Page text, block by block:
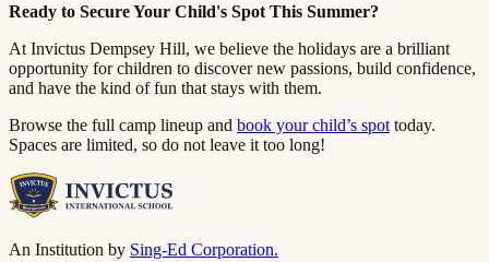
Ready to Secure Your Child's Spot This Summer?​​​​‌ ‍ ​‍​‍‌‍ ‌ ​‍‌‍‍‌‌‍‌ ‌‍‍‌‌‍ ‍​‍​‍​ ‍‍​‍​‍‌ ​ ‌‍​‌‌‍ ‍‌‍‍‌‌ ‌​‌ ‍‌​‍ ‍‌‍‍‌‌‍ ​‍​‍​‍ ​​‍​‍‌‍‍​‌ ​‍‌‍‌‌‌‍‌‍​‍​‍​ ‍‍​‍​‍​‍ ‌ ​ ‌ ‌​‌ ‌‌‌‍‌​‌‍‍‌‌‍ ​‍ ‌‍‍‌‌‍ ‍‌ ‌​‌‍‌‌‌‍ ‍‌ ‌​​‍ ‌‍‌‌‌‍‌​‌‍‍‌‌ ‌​​‍ ‌‍ ‌‌‍ ‌‍‌​‌‍‌‌​ ‌‌ ​​‌ ​‍‌‍‌‌‌ ​ ‌‍‌‌‌‍ ‍‌ ‌​‌‍​‌‌ ‌​‌‍‍‌‌‍ ‌‍ ‍​ ‍ ‌‍‍‌‌‍‌​​ ‌​ ‌‌‌‍‌‌​ ​ ​ ​‍​ ‌ ​ ​​​ ‍​‌‍‌‌​‍ ‌​ ‍‌‌‍​‌​ ‌ ​ ​​​‍ ‌​ ‌​‌‍‌‍‌‍‌​​ ‍‌​‍ ‌‌‍​‍‌‍​‍​ ‍​​ ​‌​‍ ‌​ ​​​ ‌​​ ‍‌​ ‌​​ ‌ ​ ​‌‌‍​ ​ ​​​ ‌​​ ‍​‌‍​ ​ ‌‌​ ‍ ‌ ‌​‌ ‍‌‌ ​​‌‍‌‌​ ‌‌‍ ‍‌‍‌‌‌ ‌ ‌ ​ ​ ‍ ‌ ​​‌‍​‌‌ ‌​‌‍‍​​ ‌‌‍​ ‌‍ ‌‍ ‍‌ ‌​‌‍‌‌‌‍ ‍‌ ‌​​‍‌‌​ ‌‌‌​​‍‌‌ ‌‍‍ ‌‍‌‌‌ ‍‌​‍‌‌​ ​ ‌​‌​​‍‌‌​ ​ ‌​‌​​‍‌‌​ ​‍​ ​‍​ ‍‌​ ‍‌​ ‍‌​ ​​‌‍​‍‌‍​‍‌‍​‌​ ‌‍‌‍‌‍​ ‌​​ ​‍‌‍‌‌​‍‌‌​ ​‍​ ​‍​‍‌‌​ ‌‌‌​‌​​‍ ‍‌‍​ ‌‍‍​‌‍‍‌‌‍ ​‌‍‌​‌ ​‍‌‍‌‌‌‍ ‍​‍‌‌​ ‌‌‌​​‍‌‌ ‌‍‍ ‌‍‌‌‌ ‍‌​‍‌‌​ ​ ‌​‌​​‍‌‌​ ​ ‌​‌​​‍‌‌​ ​‍​ ​‍​ ​ ​ ‌‍‌‍‌‍​ ‍​​ ​‌​ ‌‍​ ​​​ ‍‌​ ‍‌​ ​‌​ ‌‍​ ​‌​‍‌‌​ ​‍​ ​‍​‍‌‌​ ‌‌‌​‌​​‍ ‍‌ ‌​‌‍‌‌‌ ‍​‌ ‌​​ ‌‍​‍‌‍​‌‌ ​ ‌‍‌‌‌‌‌‌‌ ​‍‌‍ ​​ ‌​‍‌‌​ ​‍‌​‌‍‌ ​ ‌ ‌​‌ ‌‌‌‍‌​‌‍‍‌‌‍ ​‍‌‍‌‍‍‌‌‍‌​​ ‌​ ‌‌‌‍‌‌​ ​ ​ ​‍​ ‌ ​ ​​​ ‍​‌‍‌‌​‍ ‌​ ‍‌‌‍​‌​ ‌ ​ ​​​‍ ‌​ ‌​‌‍‌‍‌‍‌​​ ‍‌​‍ ‌‌‍​‍‌‍​‍​ ‍​​ ​‌​‍ ‌​ ​​​ ‌​​ ‍‌​ ‌​​ ‌ ​ ​‌‌‍​ ​ ​​​ ‌​​ ‍​‌‍​ ​ ‌‌​‍‌‍‌ ‌​‌ ‍‌‌ ​​‌‍‌‌​ ‌‌‍ ‍‌‍‌‌‌ ‌ ‌ ​ ​‍‌‍‌ ​​‌‍​‌‌ ‌​‌‍‍​​ ‌‌‍​ ‌‍ ‌‍ ‍‌ ‌​‌‍‌‌‌‍ ‍‌ ‌​​‍‌‌​ ‌‌‌​​‍‌‌ ‌‍‍ ‌‍‌‌‌ ‍‌​‍‌‌​ ​ ‌​‌​​‍‌‌​ ​ ‌​‌​​‍‌‌​ ​‍​ ​‍​ ‍‌​ ‍‌​ ‍‌​ ​​‌‍​‍‌‍​‍‌‍​‌​ ‌‍‌‍‌‍​ ‌​​ ​‍‌‍‌‌​‍‌‌​ ​‍​ ​‍​‍‌‌​ ‌‌‌​‌​​‍ ‍‌‍​ ‌‍‍​‌‍‍‌‌‍ ​‌‍‌​‌ ​‍‌‍‌‌‌‍ ‍​‍‌‌​ ‌‌‌​​‍‌‌ ‌‍‍ ‌‍‌‌‌ ‍‌​‍‌‌​ ​ ‌​‌​​‍‌‌​ ​ ‌​‌​​‍‌‌​ ​‍​ ​‍​ ​ ​ ‌‍‌‍‌‍​ ‍​​ ​‌​ ‌‍​ ​​​ ‍‌​ ‍‌​ ​‌​ ‌‍​ ​‌​‍‌‌​ ​‍​ ​‍​‍‌‌​ ‌‌‌​‌​​‍ ‍‌ ‌​‌‍‌‌‌ ‍​‌ ‌​​‍‌‍‌ ​​‌‍‌‌‌ ​‍‌ ​ ‌ ​​‌‍‌‌‌‍​ ‌ ‌​‌‍‍‌‌ ‌‍‌‍‌‌​ ‌‌ ​​‌ ‌‌‌‍​‍‌‍ ​‌‍‍‌‌ ​ ‌‍‍​‌‍‌‌‌‍‌​​‍​‍‌ ‌
At Invictus Dempsey Hill, we believe the holidays are a brilliant
opportunity for children to discover new passions, build confidence,
and have the kind of fun that stays with them.​​​​‌ ‍ ​‍​‍‌‍ ‌ ​‍‌‍‍‌‌‍‌ ‌‍‍‌‌‍ ‍​‍​‍​ ‍‍​‍​‍‌ ​ ‌‍​‌‌‍ ‍‌‍‍‌‌ ‌​‌ ‍‌​‍ ‍‌‍‍‌‌‍ ​‍​‍​‍ ​​‍​‍‌‍‍​‌ ​‍‌‍‌‌‌‍‌‍​‍​‍​ ‍‍​‍​‍​‍ ‌ ​ ‌ ‌​‌ ‌‌‌‍‌​‌‍‍‌‌‍ ​‍ ‌‍‍‌‌‍ ‍‌ ‌​‌‍‌‌‌‍ ‍‌ ‌​​‍ ‌‍‌‌‌‍‌​‌‍‍‌‌ ‌​​‍ ‌‍ ‌‌‍ ‌‍‌​‌‍‌‌​ ‌‌ ​​‌ ​‍‌‍‌‌‌ ​ ‌‍‌‌‌‍ ‍‌ ‌​‌‍​‌‌ ‌​‌‍‍‌‌‍ ‌‍ ‍​ ‍ ‌‍‍‌‌‍‌​​ ‌​ ‌‌‌‍‌‌​ ​ ​ ​‍​ ‌ ​ ​​​ ‍​‌‍‌‌​‍ ‌​ ‍‌‌‍​‌​ ‌ ​ ​​​‍ ‌​ ‌​‌‍‌‍‌‍‌​​ ‍‌​‍ ‌‌‍​‍‌‍​‍​ ‍​​ ​‌​‍ ‌​ ​​​ ‌​​ ‍‌​ ‌​​ ‌ ​ ​‌‌‍​ ​ ​​​ ‌​​ ‍​‌‍​ ​ ‌‌​ ‍ ‌ ‌​‌ ‍‌‌ ​​‌‍‌‌​ ‌‌‍ ‍‌‍‌‌‌ ‌ ‌ ​ ​ ‍ ‌ ​​‌‍​‌‌ ‌​‌‍‍​​ ‌‌‍​ ‌‍ ‌‍ ‍‌ ‌​‌‍‌‌‌‍ ‍‌ ‌​​‍‌‌​ ‌‌‌​​‍‌‌ ‌‍‍ ‌‍‌‌‌ ‍‌​‍‌‌​ ​ ‌​‌​​‍‌‌​ ​ ‌​‌​​‍‌‌​ ​‍​ ​‍​ ‍‌​ ​‌‌‍​‍‌‍​‍‌‍‌​‌‍​‌​ ‌ ​ ‌‍​ ​‌‌‍‌​​ ‌‍‌‍‌‍​‍‌‌​ ​‍​ ​‍​‍‌‌​ ‌‌‌​‌​​‍ ‍‌‍​ ‌‍‍​‌‍‍‌‌‍ ​‌‍‌​‌ ​‍‌‍‌‌‌‍ ‍​‍‌‌​ ‌‌‌​​‍‌‌ ‌‍‍ ‌‍‌‌‌ ‍‌​‍‌‌​ ​ ‌​‌​​‍‌‌​ ​ ‌​‌​​‍‌‌​ ​‍​ ​‍‌‍‌‌​ ‌​‌‍‌‍​ ‌‍​ ​‍​ ​‍‌‍​ ​ ​​​ ​‍‌‍​‌‌‍​ ​ ‌​​‍‌‌​ ​‍​ ​‍​‍‌‌​ ‌‌‌​‌​​‍ ‍‌ ‌​‌‍‌‌‌ ‍​‌ ‌​​ ‌‍​‍‌‍​‌‌ ​ ‌‍‌‌‌‌‌‌‌ ​‍‌‍ ​​ ‌​‍‌‌​ ​‍‌​‌‍‌ ​ ‌ ‌​‌ ‌‌‌‍‌​‌‍‍‌‌‍ ​‍‌‍‌‍‍‌‌‍‌​​ ‌​ ‌‌‌‍‌‌​ ​ ​ ​‍​ ‌ ​ ​​​ ‍​‌‍‌‌​‍ ‌​ ‍‌‌‍​‌​ ‌ ​ ​​​‍ ‌​ ‌​‌‍‌‍‌‍‌​​ ‍‌​‍ ‌‌‍​‍‌‍​‍​ ‍​​ ​‌​‍ ‌​ ​​​ ‌​​ ‍‌​ ‌​​ ‌ ​ ​‌‌‍​ ​ ​​​ ‌​​ ‍​‌‍​ ​ ‌‌​‍‌‍‌ ‌​‌ ‍‌‌ ​​‌‍‌‌​ ‌‌‍ ‍‌‍‌‌‌ ‌ ‌ ​ ​‍‌‍‌ ​​‌‍​‌‌ ‌​‌‍‍​​ ‌‌‍​ ‌‍ ‌‍ ‍‌ ‌​‌‍‌‌‌‍ ‍‌ ‌​​‍‌‌​ ‌‌‌​​‍‌‌ ‌‍‍ ‌‍‌‌‌ ‍‌​‍‌‌​ ​ ‌​‌​​‍‌‌​ ​ ‌​‌​​‍‌‌​ ​‍​ ​‍​ ‍‌​ ​‌‌‍​‍‌‍​‍‌‍‌​‌‍​‌​ ‌ ​ ‌‍​ ​‌‌‍‌​​ ‌‍‌‍‌‍​‍‌‌​ ​‍​ ​‍​‍‌‌​ ‌‌‌​‌​​‍ ‍‌‍​ ‌‍‍​‌‍‍‌‌‍ ​‌‍‌​‌ ​‍‌‍‌‌‌‍ ‍​‍‌‌​ ‌‌‌​​‍‌‌ ‌‍‍ ‌‍‌‌‌ ‍‌​‍‌‌​ ​ ‌​‌​​‍‌‌​ ​ ‌​‌​​‍‌‌​ ​‍​ ​‍‌‍‌‌​ ‌​‌‍‌‍​ ‌‍​ ​‍​ ​‍‌‍​ ​ ​​​ ​‍‌‍​‌‌‍​ ​ ‌​​‍‌‌​ ​‍​ ​‍​‍‌‌​ ‌‌‌​‌​​‍ ‍‌ ‌​‌‍‌‌‌ ‍​‌ ‌​​‍‌‍‌ ​​‌‍‌‌‌ ​‍‌ ​ ‌ ​​‌‍‌‌‌‍​ ‌ ‌​‌‍‍‌‌ ‌‍‌‍‌‌​ ‌‌ ​​‌ ‌‌‌‍​‍‌‍ ​‌‍‍‌‌ ​ ‌‍‍​‌‍‌‌‌‍‌​​‍​‍‌ ‌
Browse the full camp lineup and ​​​​‌ ‍ ​‍​‍‌‍ ‌ ​‍‌‍‍‌‌‍‌ ‌‍‍‌‌‍ ‍​‍​‍​ ‍‍​‍​‍‌ ​ ‌‍​‌‌‍ ‍‌‍‍‌‌ ‌​‌ ‍‌​‍ ‍‌‍‍‌‌‍ ​‍​‍​‍ ​​‍​‍‌‍‍​‌ ​‍‌‍‌‌‌‍‌‍​‍​‍​ ‍‍​‍​‍​‍ ‌ ​ ‌ ‌​‌ ‌‌‌‍‌​‌‍‍‌‌‍ ​‍ ‌‍‍‌‌‍ ‍‌ ‌​‌‍‌‌‌‍ ‍‌ ‌​​‍ ‌‍‌‌‌‍‌​‌‍‍‌‌ ‌​​‍ ‌‍ ‌‌‍ ‌‍‌​‌‍‌‌​ ‌‌ ​​‌ ​‍‌‍‌‌‌ ​ ‌‍‌‌‌‍ ‍‌ ‌​‌‍​‌‌ ‌​‌‍‍‌‌‍ ‌‍ ‍​ ‍ ‌‍‍‌‌‍‌​​ ‌​ ‌‌‌‍‌‌​ ​ ​ ​‍​ ‌ ​ ​​​ ‍​‌‍‌‌​‍ ‌​ ‍‌‌‍​‌​ ‌ ​ ​​​‍ ‌​ ‌​‌‍‌‍‌‍‌​​ ‍‌​‍ ‌‌‍​‍‌‍​‍​ ‍​​ ​‌​‍ ‌​ ​​​ ‌​​ ‍‌​ ‌​​ ‌ ​ ​‌‌‍​ ​ ​​​ ‌​​ ‍​‌‍​ ​ ‌‌​ ‍ ‌ ‌​‌ ‍‌‌ ​​‌‍‌‌​ ‌‌‍ ‍‌‍‌‌‌ ‌ ‌ ​ ​ ‍ ‌ ​​‌‍​‌‌ ‌​‌‍‍​​ ‌‌‍​ ‌‍ ‌‍ ‍‌ ‌​‌‍‌‌‌‍ ‍‌ ‌​​‍‌‌​ ‌‌‌​​‍‌‌ ‌‍‍ ‌‍‌‌‌ ‍‌​‍‌‌​ ​ ‌​‌​​‍‌‌​ ​ ‌​‌​​‍‌‌​ ​‍​ ​‍‌‍‌‌‌‍‌​​ ‍​‌‍‌‌​ ​ ​ ‌​​ ​ ​ ​​‌‍‌‍​ ​‌​ ‌‌‌‍​‍​‍‌‌​ ​‍​ ​‍​‍‌‌​ ‌‌‌​‌​​‍ ‍‌‍​ ‌‍‍​‌‍‍‌‌‍ ​‌‍‌​‌ ​‍‌‍‌‌‌‍ ‍​‍‌‌​ ‌‌‌​​‍‌‌ ‌‍‍ ‌‍‌‌‌ ‍‌​‍‌‌​ ​ ‌​‌​​‍‌‌​ ​ ‌​‌​​‍‌‌​ ​‍​ ​‍​ ​ ‌‍​‌‌‍‌‌​ ​ ​ ‌‍​ ‌‌​ ​‍​ ‌​​ ‍‌​ ‍‌​ ‍‌‌‍‌‌​‍‌‌​ ​‍​ ​‍​‍‌‌​ ‌‌‌​‌​​‍ ‍‌ ‌​‌‍‌‌‌ ‍​‌ ‌​​ ‌‍​‍‌‍​‌‌ ​ ‌‍‌‌‌‌‌‌‌ ​‍‌‍ ​​ ‌​‍‌‌​ ​‍‌​‌‍‌ ​ ‌ ‌​‌ ‌‌‌‍‌​‌‍‍‌‌‍ ​‍‌‍‌‍‍‌‌‍‌​​ ‌​ ‌‌‌‍‌‌​ ​ ​ ​‍​ ‌ ​ ​​​ ‍​‌‍‌‌​‍ ‌​ ‍‌‌‍​‌​ ‌ ​ ​​​‍ ‌​ ‌​‌‍‌‍‌‍‌​​ ‍‌​‍ ‌‌‍​‍‌‍​‍​ ‍​​ ​‌​‍ ‌​ ​​​ ‌​​ ‍‌​ ‌​​ ‌ ​ ​‌‌‍​ ​ ​​​ ‌​​ ‍​‌‍​ ​ ‌‌​‍‌‍‌ ‌​‌ ‍‌‌ ​​‌‍‌‌​ ‌‌‍ ‍‌‍‌‌‌ ‌ ‌ ​ ​‍‌‍‌ ​​‌‍​‌‌ ‌​‌‍‍​​ ‌‌‍​ ‌‍ ‌‍ ‍‌ ‌​‌‍‌‌‌‍ ‍‌ ‌​​‍‌‌​ ‌‌‌​​‍‌‌ ‌‍‍ ‌‍‌‌‌ ‍‌​‍‌‌​ ​ ‌​‌​​‍‌‌​ ​ ‌​‌​​‍‌‌​ ​‍​ ​‍‌‍‌‌‌‍‌​​ ‍​‌‍‌‌​ ​ ​ ‌​​ ​ ​ ​​‌‍‌‍​ ​‌​ ‌‌‌‍​‍​‍‌‌​ ​‍​ ​‍​‍‌‌​ ‌‌‌​‌​​‍ ‍‌‍​ ‌‍‍​‌‍‍‌‌‍ ​‌‍‌​‌ ​‍‌‍‌‌‌‍ ‍​‍‌‌​ ‌‌‌​​‍‌‌ ‌‍‍ ‌‍‌‌‌ ‍‌​‍‌‌​ ​ ‌​‌​​‍‌‌​ ​ ‌​‌​​‍‌‌​ ​‍​ ​‍​ ​ ‌‍​‌‌‍‌‌​ ​ ​ ‌‍​ ‌‌​ ​‍​ ‌​​ ‍‌​ ‍‌​ ‍‌‌‍‌‌​‍‌‌​ ​‍​ ​‍​‍‌‌​ ‌‌‌​‌​​‍ ‍‌ ‌​‌‍‌‌‌ ‍​‌ ‌​​‍‌‍‌ ​​‌‍‌‌‌ ​‍‌ ​ ‌ ​​‌‍‌‌‌‍​ ‌ ‌​‌‍‍‌‌ ‌‍‌‍‌‌​ ‌‌ ​​‌ ‌‌‌‍​‍‌‍ ​‌‍‍‌‌ ​ ‌‍‍​‌‍‌‌‌‍‌​​‍​‍‌ ‌ book your child’s spot​​​​‌ ‍ ​‍​‍‌‍ ‌ ​‍‌‍‍‌‌‍‌ ‌‍‍‌‌‍ ‍​‍​‍​ ‍‍​‍​‍‌ ​ ‌‍​‌‌‍ ‍‌‍‍‌‌ ‌​‌ ‍‌​‍ ‍‌‍‍‌‌‍ ​‍​‍​‍ ​​‍​‍‌‍‍​‌ ​‍‌‍‌‌‌‍‌‍​‍​‍​ ‍‍​‍​‍​‍ ‌ ​ ‌ ‌​‌ ‌‌‌‍‌​‌‍‍‌‌‍ ​‍ ‌‍‍‌‌‍ ‍‌ ‌​‌‍‌‌‌‍ ‍‌ ‌​​‍ ‌‍‌‌‌‍‌​‌‍‍‌‌ ‌​​‍ ‌‍ ‌‌‍ ‌‍‌​‌‍‌‌​ ‌‌ ​​‌ ​‍‌‍‌‌‌ ​ ‌‍‌‌‌‍ ‍‌ ‌​‌‍​‌‌ ‌​‌‍‍‌‌‍ ‌‍ ‍​ ‍ ‌‍‍‌‌‍‌​​ ‌​ ‌‌‌‍‌‌​ ​ ​ ​‍​ ‌ ​ ​​​ ‍​‌‍‌‌​‍ ‌​ ‍‌‌‍​‌​ ‌ ​ ​​​‍ ‌​ ‌​‌‍‌‍‌‍‌​​ ‍‌​‍ ‌‌‍​‍‌‍​‍​ ‍​​ ​‌​‍ ‌​ ​​​ ‌​​ ‍‌​ ‌​​ ‌ ​ ​‌‌‍​ ​ ​​​ ‌​​ ‍​‌‍​ ​ ‌‌​ ‍ ‌ ‌​‌ ‍‌‌ ​​‌‍‌‌​ ‌‌‍ ‍‌‍‌‌‌ ‌ ‌ ​ ​ ‍ ‌ ​​‌‍​‌‌ ‌​‌‍‍​​ ‌‌‍​ ‌‍ ‌‍ ‍‌ ‌​‌‍‌‌‌‍ ‍‌ ‌​​‍‌‌​ ‌‌‌​​‍‌‌ ‌‍‍ ‌‍‌‌‌ ‍‌​‍‌‌​ ​ ‌​‌​​‍‌‌​ ​ ‌​‌​​‍‌‌​ ​‍​ ​‍‌‍‌‌‌‍‌​​ ‍​‌‍‌‌​ ​ ​ ‌​​ ​ ​ ​​‌‍‌‍​ ​‌​ ‌‌‌‍​‍​‍‌‌​ ​‍​ ​‍​‍‌‌​ ‌‌‌​‌​​‍ ‍‌‍​ ‌‍‍​‌‍‍‌‌‍ ​‌‍‌​‌ ​‍‌‍‌‌‌‍ ‍​‍‌‌​ ‌‌‌​​‍‌‌ ‌‍‍ ‌‍‌‌‌ ‍‌​‍‌‌​ ​ ‌​‌​​‍‌‌​ ​ ‌​‌​​‍‌‌​ ​‍​ ​‍​ ‌‌​ ‌ ​ ​ ​ ‌‌‌‍​‌​ ‍​​ ​‌​ ​​‌‍​‍​ ‌‍​ ‌ ​ ‌​​‍‌‌​ ​‍​ ​‍​‍‌‌​ ‌‌‌​‌​​‍ ‍‌ ‌​‌‍‌‌‌ ‍​‌ ‌​​ ‌‍​‍‌‍​‌‌ ​ ‌‍‌‌‌‌‌‌‌ ​‍‌‍ ​​ ‌​‍‌‌​ ​‍‌​‌‍‌ ​ ‌ ‌​‌ ‌‌‌‍‌​‌‍‍‌‌‍ ​‍‌‍‌‍‍‌‌‍‌​​ ‌​ ‌‌‌‍‌‌​ ​ ​ ​‍​ ‌ ​ ​​​ ‍​‌‍‌‌​‍ ‌​ ‍‌‌‍​‌​ ‌ ​ ​​​‍ ‌​ ‌​‌‍‌‍‌‍‌​​ ‍‌​‍ ‌‌‍​‍‌‍​‍​ ‍​​ ​‌​‍ ‌​ ​​​ ‌​​ ‍‌​ ‌​​ ‌ ​ ​‌‌‍​ ​ ​​​ ‌​​ ‍​‌‍​ ​ ‌‌​‍‌‍‌ ‌​‌ ‍‌‌ ​​‌‍‌‌​ ‌‌‍ ‍‌‍‌‌‌ ‌ ‌ ​ ​‍‌‍‌ ​​‌‍​‌‌ ‌​‌‍‍​​ ‌‌‍​ ‌‍ ‌‍ ‍‌ ‌​‌‍‌‌‌‍ ‍‌ ‌​​‍‌‌​ ‌‌‌​​‍‌‌ ‌‍‍ ‌‍‌‌‌ ‍‌​‍‌‌​ ​ ‌​‌​​‍‌‌​ ​ ‌​‌​​‍‌‌​ ​‍​ ​‍‌‍‌‌‌‍‌​​ ‍​‌‍‌‌​ ​ ​ ‌​​ ​ ​ ​​‌‍‌‍​ ​‌​ ‌‌‌‍​‍​‍‌‌​ ​‍​ ​‍​‍‌‌​ ‌‌‌​‌​​‍ ‍‌‍​ ‌‍‍​‌‍‍‌‌‍ ​‌‍‌​‌ ​‍‌‍‌‌‌‍ ‍​‍‌‌​ ‌‌‌​​‍‌‌ ‌‍‍ ‌‍‌‌‌ ‍‌​‍‌‌​ ​ ‌​‌​​‍‌‌​ ​ ‌​‌​​‍‌‌​ ​‍​ ​‍​ ‌‌​ ‌ ​ ​ ​ ‌‌‌‍​‌​ ‍​​ ​‌​ ​​‌‍​‍​ ‌‍​ ‌ ​ ‌​​‍‌‌​ ​‍​ ​‍​‍‌‌​ ‌‌‌​‌​​‍ ‍‌ ‌​‌‍‌‌‌ ‍​‌ ‌​​‍‌‍‌ ​​‌‍‌‌‌ ​‍‌ ​ ‌ ​​‌‍‌‌‌‍​ ‌ ‌​‌‍‍‌‌ ‌‍‌‍‌‌​ ‌‌ ​​‌ ‌‌‌‍​‍‌‍ ​‌‍‍‌‌ ​ ‌‍‍​‌‍‌‌‌‍‌​​‍​‍‌ ‌ today.
Spaces are limited, so do not leave it too long!​​​​‌ ‍ ​‍​‍‌‍ ‌ ​‍‌‍‍‌‌‍‌ ‌‍‍‌‌‍ ‍​‍​‍​ ‍‍​‍​‍‌ ​ ‌‍​‌‌‍ ‍‌‍‍‌‌ ‌​‌ ‍‌​‍ ‍‌‍‍‌‌‍ ​‍​‍​‍ ​​‍​‍‌‍‍​‌ ​‍‌‍‌‌‌‍‌‍​‍​‍​ ‍‍​‍​‍​‍ ‌ ​ ‌ ‌​‌ ‌‌‌‍‌​‌‍‍‌‌‍ ​‍ ‌‍‍‌‌‍ ‍‌ ‌​‌‍‌‌‌‍ ‍‌ ‌​​‍ ‌‍‌‌‌‍‌​‌‍‍‌‌ ‌​​‍ ‌‍ ‌‌‍ ‌‍‌​‌‍‌‌​ ‌‌ ​​‌ ​‍‌‍‌‌‌ ​ ‌‍‌‌‌‍ ‍‌ ‌​‌‍​‌‌ ‌​‌‍‍‌‌‍ ‌‍ ‍​ ‍ ‌‍‍‌‌‍‌​​ ‌​ ‌‌‌‍‌‌​ ​ ​ ​‍​ ‌ ​ ​​​ ‍​‌‍‌‌​‍ ‌​ ‍‌‌‍​‌​ ‌ ​ ​​​‍ ‌​ ‌​‌‍‌‍‌‍‌​​ ‍‌​‍ ‌‌‍​‍‌‍​‍​ ‍​​ ​‌​‍ ‌​ ​​​ ‌​​ ‍‌​ ‌​​ ‌ ​ ​‌‌‍​ ​ ​​​ ‌​​ ‍​‌‍​ ​ ‌‌​ ‍ ‌ ‌​‌ ‍‌‌ ​​‌‍‌‌​ ‌‌‍ ‍‌‍‌‌‌ ‌ ‌ ​ ​ ‍ ‌ ​​‌‍​‌‌ ‌​‌‍‍​​ ‌‌‍​ ‌‍ ‌‍ ‍‌ ‌​‌‍‌‌‌‍ ‍‌ ‌​​‍‌‌​ ‌‌‌​​‍‌‌ ‌‍‍ ‌‍‌‌‌ ‍‌​‍‌‌​ ​ ‌​‌​​‍‌‌​ ​ ‌​‌​​‍‌‌​ ​‍​ ​‍‌‍‌‌‌‍‌​​ ‍​‌‍‌‌​ ​ ​ ‌​​ ​ ​ ​​‌‍‌‍​ ​‌​ ‌‌‌‍​‍​‍‌‌​ ​‍​ ​‍​‍‌‌​ ‌‌‌​‌​​‍ ‍‌‍​ ‌‍‍​‌‍‍‌‌‍ ​‌‍‌​‌ ​‍‌‍‌‌‌‍ ‍​‍‌‌​ ‌‌‌​​‍‌‌ ‌‍‍ ‌‍‌‌‌ ‍‌​‍‌‌​ ​ ‌​‌​​‍‌‌​ ​ ‌​‌​​‍‌‌​ ​‍​ ​‍​ ​‍‌‍‌​‌‍​‍‌‍​‍‌‍‌​​ ‌‌​ ​ ‌‍​‍​ ‍‌​ ‍​​ ‌​‌‍​ ​‍‌‌​ ​‍​ ​‍​‍‌‌​ ‌‌‌​‌​​‍ ‍‌ ‌​‌‍‌‌‌ ‍​‌ ‌​​ ‌‍​‍‌‍​‌‌ ​ ‌‍‌‌‌‌‌‌‌ ​‍‌‍ ​​ ‌​‍‌‌​ ​‍‌​‌‍‌ ​ ‌ ‌​‌ ‌‌‌‍‌​‌‍‍‌‌‍ ​‍‌‍‌‍‍‌‌‍‌​​ ‌​ ‌‌‌‍‌‌​ ​ ​ ​‍​ ‌ ​ ​​​ ‍​‌‍‌‌​‍ ‌​ ‍‌‌‍​‌​ ‌ ​ ​​​‍ ‌​ ‌​‌‍‌‍‌‍‌​​ ‍‌​‍ ‌‌‍​‍‌‍​‍​ ‍​​ ​‌​‍ ‌​ ​​​ ‌​​ ‍‌​ ‌​​ ‌ ​ ​‌‌‍​ ​ ​​​ ‌​​ ‍​‌‍​ ​ ‌‌​‍‌‍‌ ‌​‌ ‍‌‌ ​​‌‍‌‌​ ‌‌‍ ‍‌‍‌‌‌ ‌ ‌ ​ ​‍‌‍‌ ​​‌‍​‌‌ ‌​‌‍‍​​ ‌‌‍​ ‌‍ ‌‍ ‍‌ ‌​‌‍‌‌‌‍ ‍‌ ‌​​‍‌‌​ ‌‌‌​​‍‌‌ ‌‍‍ ‌‍‌‌‌ ‍‌​‍‌‌​ ​ ‌​‌​​‍‌‌​ ​ ‌​‌​​‍‌‌​ ​‍​ ​‍‌‍‌‌‌‍‌​​ ‍​‌‍‌‌​ ​ ​ ‌​​ ​ ​ ​​‌‍‌‍​ ​‌​ ‌‌‌‍​‍​‍‌‌​ ​‍​ ​‍​‍‌‌​ ‌‌‌​‌​​‍ ‍‌‍​ ‌‍‍​‌‍‍‌‌‍ ​‌‍‌​‌ ​‍‌‍‌‌‌‍ ‍​‍‌‌​ ‌‌‌​​‍‌‌ ‌‍‍ ‌‍‌‌‌ ‍‌​‍‌‌​ ​ ‌​‌​​‍‌‌​ ​ ‌​‌​​‍‌‌​ ​‍​ ​‍​ ​‍‌‍‌​‌‍​‍‌‍​‍‌‍‌​​ ‌‌​ ​ ‌‍​‍​ ‍‌​ ‍​​ ‌​‌‍​ ​‍‌‌​ ​‍​ ​‍​‍‌‌​ ‌‌‌​‌​​‍ ‍‌ ‌​‌‍‌‌‌ ‍​‌ ‌​​‍‌‍‌ ​​‌‍‌‌‌ ​‍‌ ​ ‌ ​​‌‍‌‌‌‍​ ‌ ‌​‌‍‍‌‌ ‌‍‌‍‌‌​ ‌‌ ​​‌ ‌‌‌‍​‍‌‍ ​‌‍‍‌‌ ​ ‌‍‍​‌‍‌‌‌‍‌​​‍​‍‌ ‌
An Institution by Sing-Ed Corporation.